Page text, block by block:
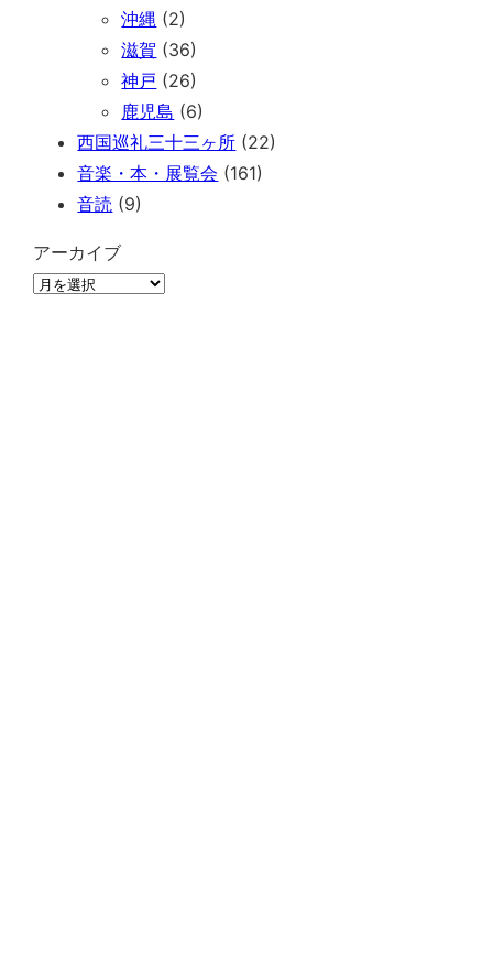
沖縄 (2)
滋賀 (36)
神戸 (26)
鹿児島 (6)
西国巡礼三十三ヶ所 (22)
音楽・本・展覧会 (161)
音読 (9)
アーカイブ